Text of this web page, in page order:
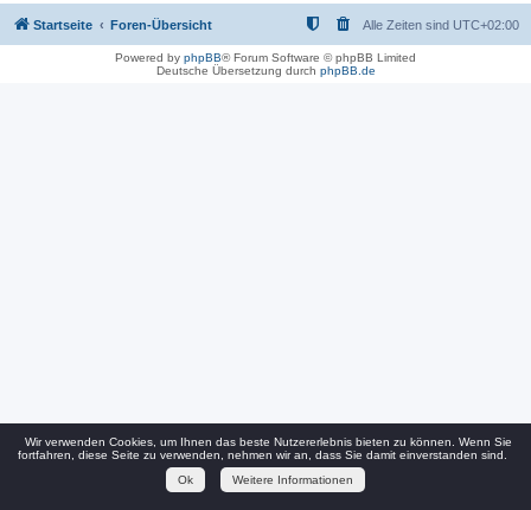
Startseite Foren-Übersicht Alle Zeiten sind UTC+02:00
Powered by phpBB® Forum Software © phpBB Limited
Deutsche Übersetzung durch phpBB.de
Wir verwenden Cookies, um Ihnen das beste Nutzererlebnis bieten zu können. Wenn Sie
fortfahren, diese Seite zu verwenden, nehmen wir an, dass Sie damit einverstanden sind.
Ok
Weitere Informationen